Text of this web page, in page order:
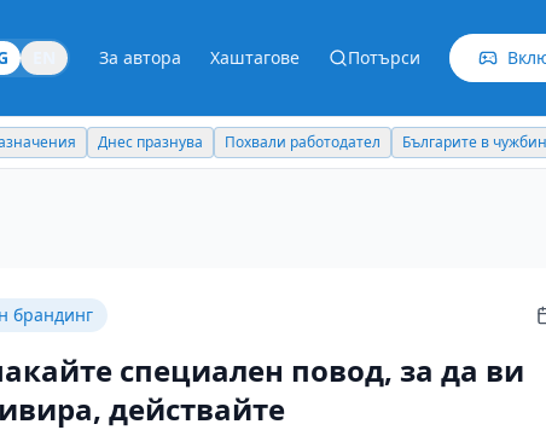
За автора Хаштагове Потърси
Днес празнува Похвали работодател Българите в
брандинг
специален повод, за да ви
действайте